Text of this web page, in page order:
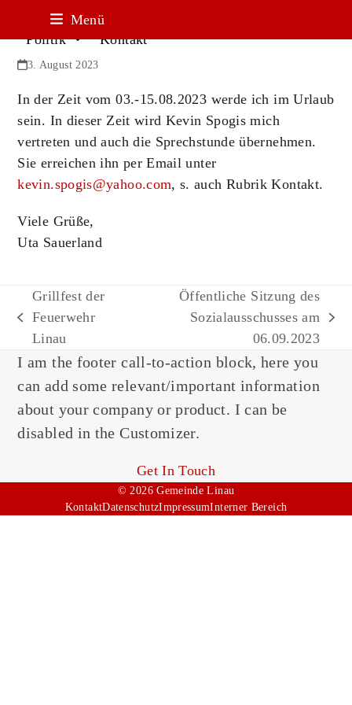
Menü
Politik Kontakt
3. August 2023
In der Zeit vom 03.-15.08.2023 werde ich im Urlaub
sein. In dieser Zeit wird Kevin Spogis mich
vertreten und auch die Sprechstunde übernehmen.
Sie erreichen ihn per Email unter
kevin.spogis@yahoo.com, s. auch Rubrik Kontakt.
Viele Grüße,
Uta Sauerland
vorheriger
Beitrag:
Grillfest der
Feuerwehr
Linau
Öffentliche Sitzung des
Sozialausschusses am
06.09.2023
I am the footer call-to-action block, here you
can add some relevant/important information
about your company or product. I can be
disabled in the Customizer.
Get In Touch
© 2026 Gemeinde Linau
KontaktDatenschutzImpressumInterner Bereich